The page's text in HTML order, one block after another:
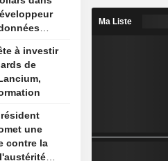
à investir
de
une
contre la
Ma Liste